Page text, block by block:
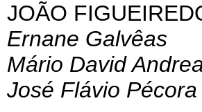
JOÃO
Ernane Galvêas
Mário David
José Flávio Pécora